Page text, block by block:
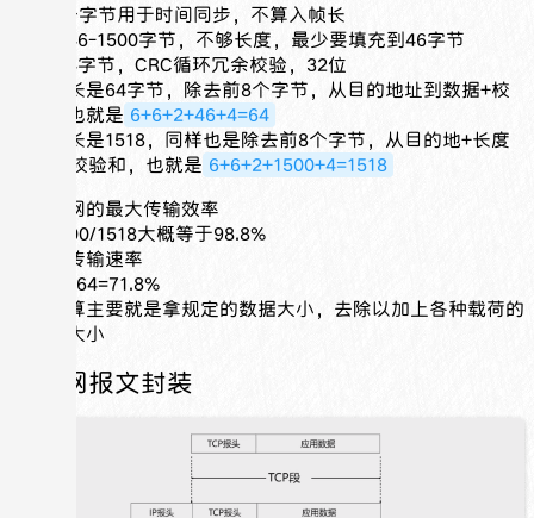
前7+1个字节用于时间同步，不算入帧长
数据位46-1500字节，不够长度，最少要填充到46字节
校验位4字节，CRC循环冗余校验，32位
最小帧长是64字节，除去前8个字节，从目的地址到数据+校
验和，也就是 6+6+2+46+4=64
最大帧长是1518，同样也是除去前8个字节，从目的地+长度
+数据+校验和，也就是 6+6+2+1500+4=1518
求以太网的最大传输效率
就是1500/1518大概等于98.8%
求最小传输速率
就是46/64=71.8%
这个计算主要就是拿规定的数据大小，去除以加上各种载荷的
实际帧大小
以太网报文封装